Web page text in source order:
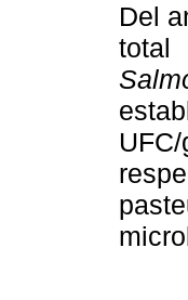
Del
total